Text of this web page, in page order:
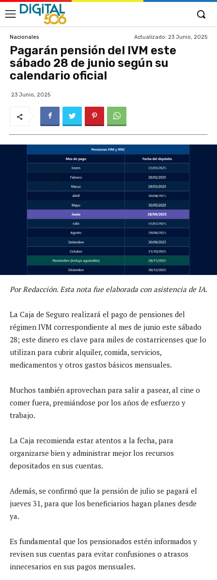
Nacionales Actualizado: 23 Junio, 2025
Pagarán pensión del IVM este
sábado 28 de junio según su
calendario oficial
23 Junio, 2025
Por Redacción. Esta nota fue elaborada con asistencia de IA.
La Caja de Seguro realizará el pago de pensiones del
régimen IVM correspondiente al mes de junio este sábado
28; este dinero es clave para miles de costarricenses que lo
utilizan para cubrir alquiler, comida, servicios,
medicamentos y otros gastos básicos mensuales.
Muchos también aprovechan para salir a pasear, al cine o
comer fuera, premiándose por los años de esfuerzo y
trabajo.
La Caja recomienda estar atentos a la fecha, para
organizarse bien y administrar mejor los recursos
depositados en sus cuentas.
Además, se confirmó que la pensión de julio se pagará el
jueves 31, para que los beneficiarios hagan planes desde
ya.
Es fundamental que los pensionados estén informados y
revisen sus cuentas para evitar confusiones o atrasos
innecesarios en sus pagos mensuales.